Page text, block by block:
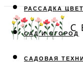
РАССАДКА
САД И ОГОРОД
САДОВАЯ